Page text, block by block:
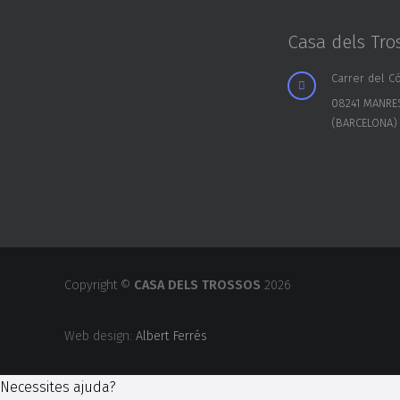
Casa dels
Carrer del
08241
(BARCELONA)
Copyright © CASA DELS TROSSOS 2026
Web design: Albert Ferrés
Necessites ajuda?